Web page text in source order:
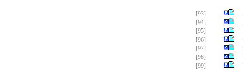
[93]
[94]
[95]
[96]
[97]
[98]
[99]